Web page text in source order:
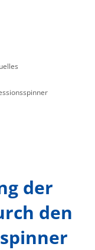
der
den